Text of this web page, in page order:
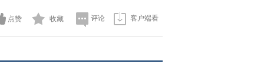
2011-11-20 23:02:42
《经济信息联播》
点赞 收藏 评论 客户端看